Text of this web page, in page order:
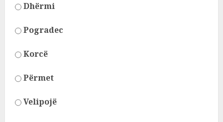
Dhërmi
Pogradec
Korcë
Përmet
Velipojë